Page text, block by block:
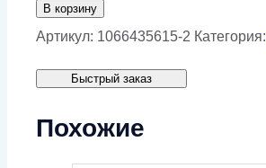
Сальник
уплотнений
для
В корзину
Артикул: 1066435615-2 Категория:
Быстрый заказ
Похожие